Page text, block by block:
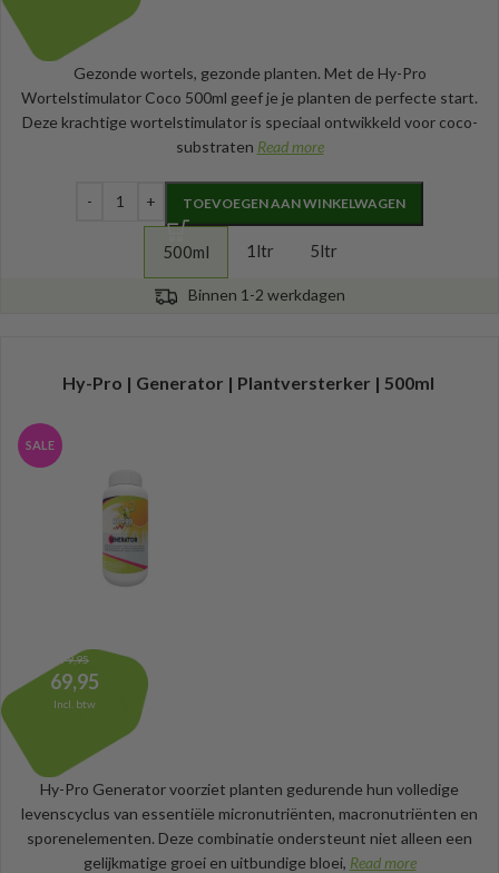
Gezonde wortels, gezonde planten. Met de Hy-Pro
Wortelstimulator Coco 500ml geef je je planten de perfecte start.
Deze krachtige wortelstimulator is speciaal ontwikkeld voor coco-
substraten Read more
TOEVOEGEN AAN WINKELWAGEN
500ml 1ltr 5ltr
Binnen 1-2 werkdagen
Hy-Pro | Generator | Plantversterker | 500ml
SALE
79,95
69,95
Incl. btw
Hy-Pro Generator voorziet planten gedurende hun volledige
levenscyclus van essentiële micronutriënten, macronutriënten en
sporenelementen. Deze combinatie ondersteunt niet alleen een
gelijkmatige groei en uitbundige bloei, Read more